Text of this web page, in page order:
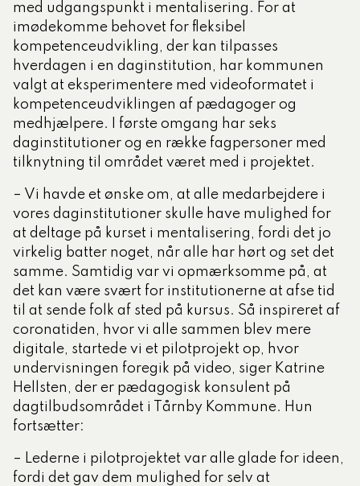
med udgangspunkt i mentalisering. For at
imødekomme behovet for fleksibel
kompetenceudvikling, der kan tilpasses
hverdagen i en daginstitution, har kommunen
valgt at eksperimentere med videoformatet i
kompetenceudviklingen af pædagoger og
medhjælpere. I første omgang har seks
daginstitutioner og en række fagpersoner med
tilknytning til området været med i projektet.
– Vi havde et ønske om, at alle medarbejdere i
vores daginstitutioner skulle have mulighed for
at deltage på kurset i mentalisering, fordi det jo
virkelig batter noget, når alle har hørt og set det
samme. Samtidig var vi opmærksomme på, at
det kan være svært for institutionerne at afse tid
til at sende folk af sted på kursus. Så inspireret af
coronatiden, hvor vi alle sammen blev mere
digitale, startede vi et pilotprojekt op, hvor
undervisningen foregik på video, siger Katrine
Hellsten, der er pædagogisk konsulent på
dagtilbudsområdet i Tårnby Kommune. Hun
fortsætter:
– Lederne i pilotprojektet var alle glade for ideen,
fordi det gav dem mulighed for selv at